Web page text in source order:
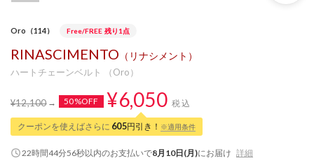
Oro（114） Free/FREE 残り1点
RINASCIMENTO （リナシメント）
ハートチェーンベルト （Oro）
¥12,100 50%OFF ¥6,050 税込
クーポンを使えばさらに 605円引き！ ※適用条件
22時間44分55秒以内のお支払いで8月10日(月)にお届け 詳細